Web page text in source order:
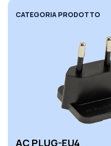
CATEGORIA PRODOTTO
AC PLUG-EU4